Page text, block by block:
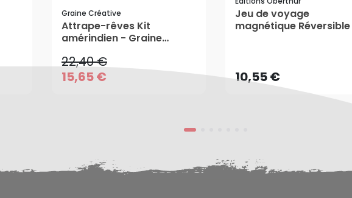
Graine Créative
Attrape-rêves Kit
amérindien - Graine
22,40 €
15,65 €
22,40 €
15,65 €
AJOUTER AU PANIER
Jeu de voyage
magnétique
10,55 €AJOUTER AU PANIER